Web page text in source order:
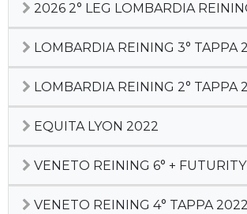
2026 2° LEG LOMBARDIA
LOMBARDIA REINING 3° TAPPA
LOMBARDIA REINING 2° TAPPA
EQUITA LYON 2022
VENETO REINING 6° + FUTURITY - ARTA FUTURITY - LOMBARDIA
VENETO REINING 4° TAPPA 2022